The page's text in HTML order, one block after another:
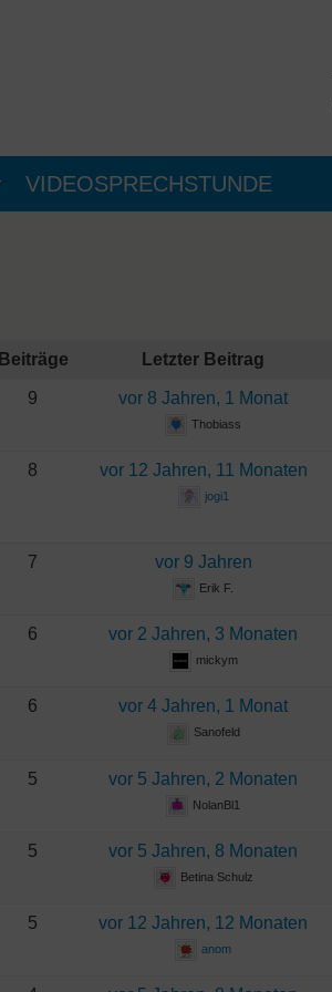
VIDEOSPRECHSTUNDE
Beiträge Letzter Beitrag
9 vor 8 Jahren, 1 Monat
Thobiass
8 vor 12 Jahren, 11 Monaten
jogi1
7 vor 9 Jahren
Erik F.
6 vor 2 Jahren, 3 Monaten
mickym
6 vor 4 Jahren, 1 Monat
Sanofeld
5 vor 5 Jahren, 2 Monaten
NolanBl1
5 vor 5 Jahren, 8 Monaten
Betina Schulz
5 vor 12 Jahren, 12 Monaten
anom